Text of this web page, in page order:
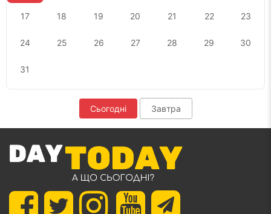
17 18 19 20 21 22 23
24 25 26 27 28 29 30
31
Сьогодні Завтра